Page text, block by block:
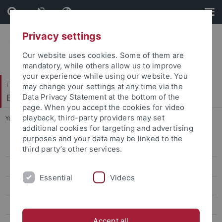
Skip
to
content
Skip
to
footer
Evangelisch-Theologische Fakultät
Biblisch-Archäologisches Institut
You are here: Startseite ... Team
Ortslage
Projekt
Privacy settings
Our website uses cookies. Some of them are
mandatory, while others allow us to improve
your experience while using our website. You
may change your settings at any time via the
Data Privacy Statement at the bottom of the
page. When you accept the cookies for video
playback, third-party providers may set
additional cookies for targeting and advertising
purposes and your data may be linked to the
third party’s other services.
Essential Videos